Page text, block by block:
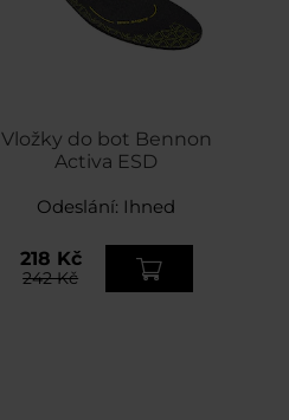
Vložky do bot Bennon
Activa ESD
Odeslání: Ihned
218 Kč
242 Kč